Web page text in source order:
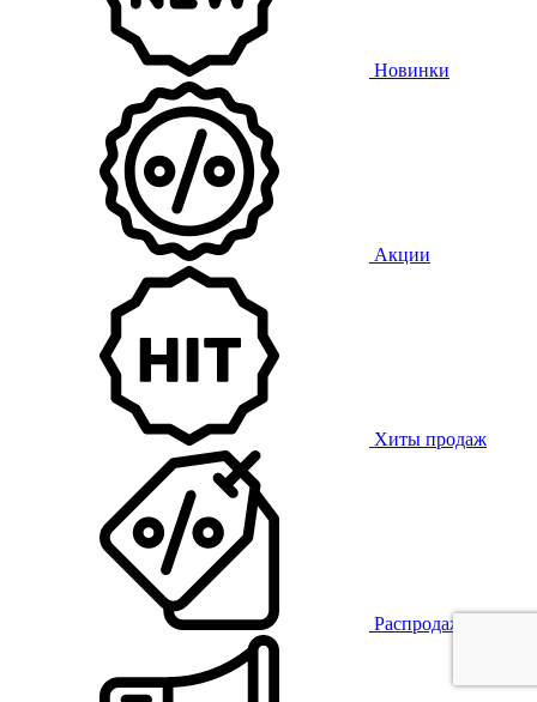
Новинки
Акции
Хиты продаж
Распродажа